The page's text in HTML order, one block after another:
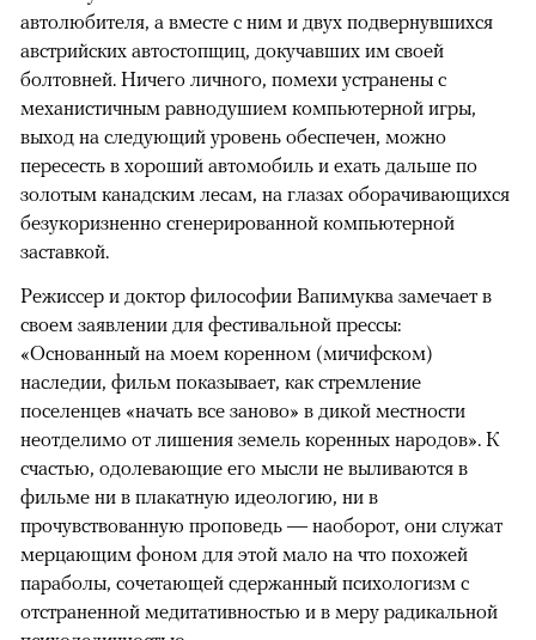
автолюбителя, а вместе с ним и двух подвернувшихся
австрийских автостопщиц, докучавших им своей
болтовней. Ничего личного, помехи устранены с
механистичным равнодушием компьютерной игры,
выход на следующий уровень обеспечен, можно
пересесть в хороший автомобиль и ехать дальше по
золотым канадским лесам, на глазах оборачивающихся
безукоризненно сгенерированной компьютерной
заставкой.
Режиссер и доктор философии Вапимуква замечает в
своем заявлении для фестивальной прессы:
«Основанный на моем коренном (мичифском)
наследии, фильм показывает, как стремление
поселенцев «начать все заново» в дикой местности
неотделимо от лишения земель коренных народов». К
счастью, одолевающие его мысли не выливаются в
фильме ни в плакатную идеологию, ни в
прочувствованную проповедь — наоборот, они служат
мерцающим фоном для этой мало на что похожей
параболы, сочетающей сдержанный психологизм с
отстраненной медитативностью и в меру радикальной